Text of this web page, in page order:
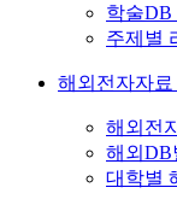
학술DB
주제별
해외전자자료
해외전
해외DB
대학별